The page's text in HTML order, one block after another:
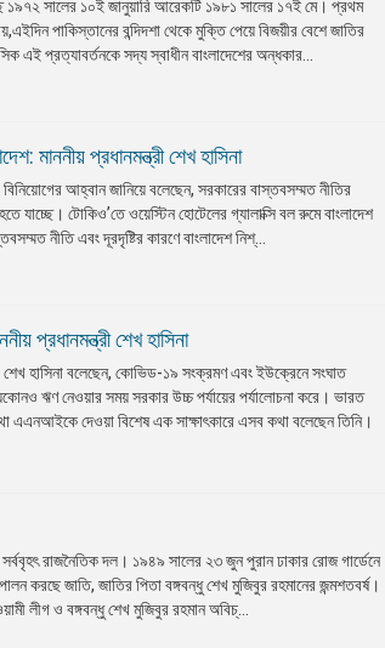
১৯৭২ সালের ১০ই জানুয়ারি আরেকটি ১৯৮১ সালের ১৭ই মে। প্রথম
পাকিস্তানের বন্দিদশা থেকে মুক্তি পেয়ে বিজয়ীর বেশে জাতির
এই প্রত্যাবর্তনকে সদ্য স্বাধীন বাংলাদেশের অন্ধকার...
মাননীয় প্রধানমন্ত্রী শেখ হাসিনা
আহ্বান জানিয়ে বলেছেন, সরকারের বাস্তবসম্মত নীতির
যাচ্ছে। টোকিও’তে ওয়েস্টিন হোটেলের গ্যালাক্সি বল রুমে বাংলাদেশ
নীতি এবং দূরদৃষ্টির কারণে বাংলাদেশ নিশ্...
প্রধানমন্ত্রী শেখ হাসিনা
শেখ হাসিনা বলেছেন, কোভিড-১৯ সংক্রমণ এবং ইউক্রেনে সংঘাত
ঋণ নেওয়ার সময় সরকার উচ্চ পর্যায়ের পর্যালোচনা করে। ভারত
এএনআইকে দেওয়া বিশেষ এক সাক্ষাৎকারে এসব কথা বলেছেন তিনি।
রাজনৈতিক দল। ১৯৪৯ সালের ২৩ জুন পুরান ঢাকার রোজ গার্ডেনে
করছে জাতি, জাতির পিতা বঙ্গবন্ধু শেখ মুজিবুর রহমানের জন্মশতবর্ষ।
লীগ ও বঙ্গবন্ধু শেখ মুজিবুর রহমান অবিচ্...